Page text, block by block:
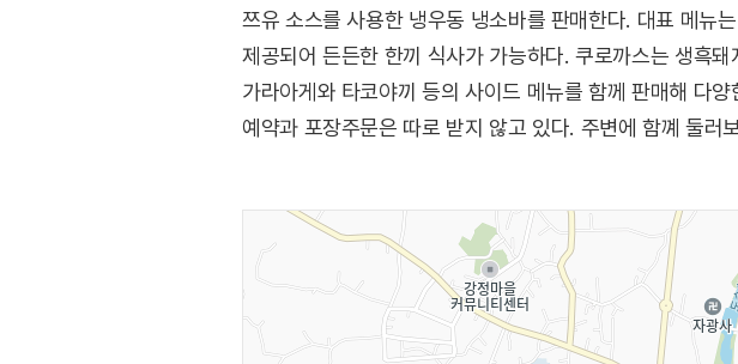
쯔유 소스를 사용한 냉우동 냉소바를 판매한다. 대표 메뉴
제공되어 든든한 한끼 식사가 가능하다. 쿠로까스는 생흑
가라아게와 타코야끼 등의 사이드 메뉴를 함께 판매해 다
예약과 포장주문은 따로 받지 않고 있다. 주변에 함꼐 둘러